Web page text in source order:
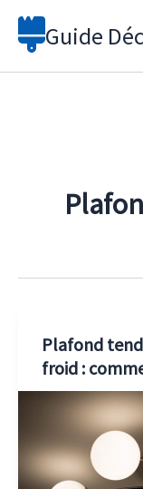
Aller
Guide
Plafond
froid :